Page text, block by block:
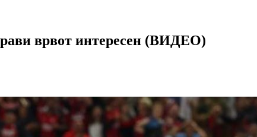
врвот интересен (ВИДЕО)